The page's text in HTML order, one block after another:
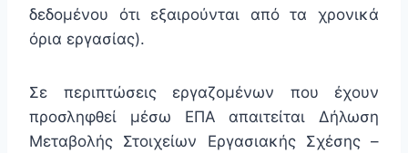
δεδομένου ότι εξαιρούνται από τα χρονικά
όρια εργασίας).
Σε περιπτώσεις εργαζομένων που έχουν
προσληφθεί μέσω ΕΠΑ απαιτείται Δήλωση
Μεταβολής Στοιχείων Εργασιακής Σχέσης –